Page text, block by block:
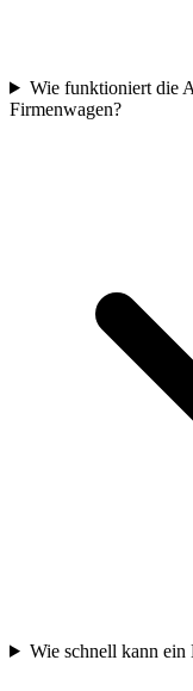
Wie funktioniert die
Firmenwagen?
Wie schnell kann ein